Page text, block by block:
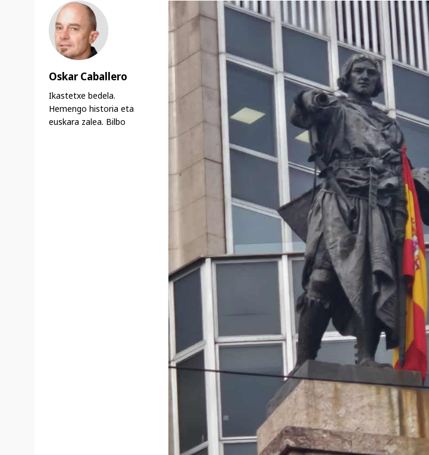
Oskar Caballero
Ikastetxe bedela.
Hemengo historia eta
euskara zalea. Bilbo